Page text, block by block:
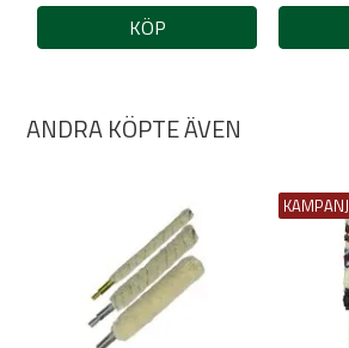
KÖP
ANDRA KÖPTE ÄVEN
KAMPANJ